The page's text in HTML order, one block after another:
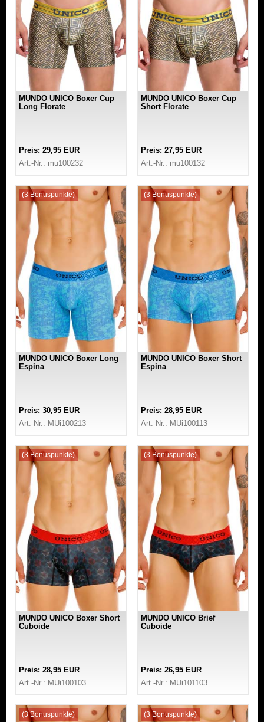
MUNDO UNICO Boxer Cup
Long Florate
Preis: 29,95 EUR
Art.-Nr.: mu100232
MUNDO UNICO Boxer Cup
Short Florate
Preis: 27,95 EUR
Art.-Nr.: mu100132
(3 Bonuspunkte)
MUNDO UNICO Boxer Long
Espina
Preis: 30,95 EUR
Art.-Nr.: MUi100213
(3 Bonuspunkte)
MUNDO UNICO Boxer Short
Espina
Preis: 28,95 EUR
Art.-Nr.: MUi100113
(3 Bonuspunkte)
MUNDO UNICO Boxer Short
Cuboide
Preis: 28,95 EUR
Art.-Nr.: MUi100103
(3 Bonuspunkte)
MUNDO UNICO Brief
Cuboide
Preis: 26,95 EUR
Art.-Nr.: MUi101103
(3 Bonuspunkte) (3 Bonuspunkte)